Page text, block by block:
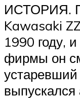
ИСТОРИЯ.
Kawasaki
1990 году,
фирмы он
устаревший
выпускался